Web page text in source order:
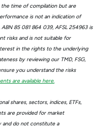
time of compilation but are
is not an indication of
85 081 864 039, AFSL 254963 is
risks and is not suitable for
in the rights to the underlying
by reviewing our TMD, FSG,
you understand the risks
are available here.
shares, sectors, indices, ETFs,
are provided for market
and do not constitute a